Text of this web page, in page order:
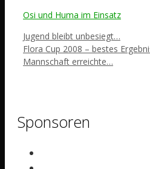
Osi und Huma im Einsatz
Jugend bleibt unbesiegt…
Flora Cup 2008 – bestes
Mannschaft erreichte…
Sponsoren